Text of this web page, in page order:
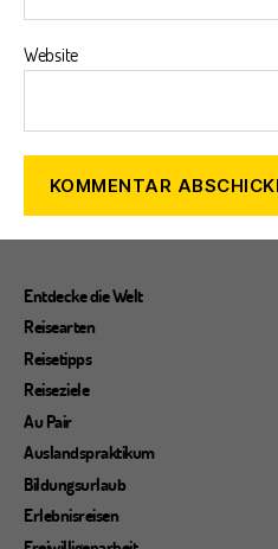
Website
Entdecke die Welt
Reisearten
Reisetipps
Reiseziele
Au Pair
Auslandspraktikum
Bildungsurlaub
Erlebnisreisen